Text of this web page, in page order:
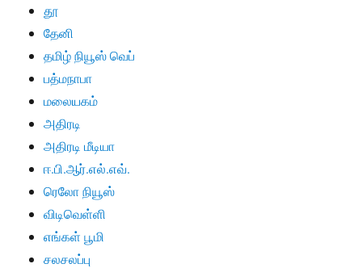
தூ
தேனி
தமிழ் நியூஸ் வெப்
பத்மநாபா
மலையகம்
அதிரடி
அதிரடி மீடியா
ஈ.பி.ஆர்.எல்.எவ்.
ரெலோ நியூஸ்
விடிவெள்ளி
எங்கள் பூமி
சலசலப்பு